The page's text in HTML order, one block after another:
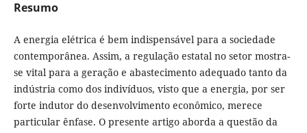
Resumo
A energia elétrica é bem indispensável para a sociedade
contemporânea. Assim, a regulação estatal no setor mostra-
se vital para a geração e abastecimento adequado tanto da
indústria como dos indivíduos, visto que a energia, por ser
forte indutor do desenvolvimento econômico, merece
particular ênfase. O presente artigo aborda a questão da